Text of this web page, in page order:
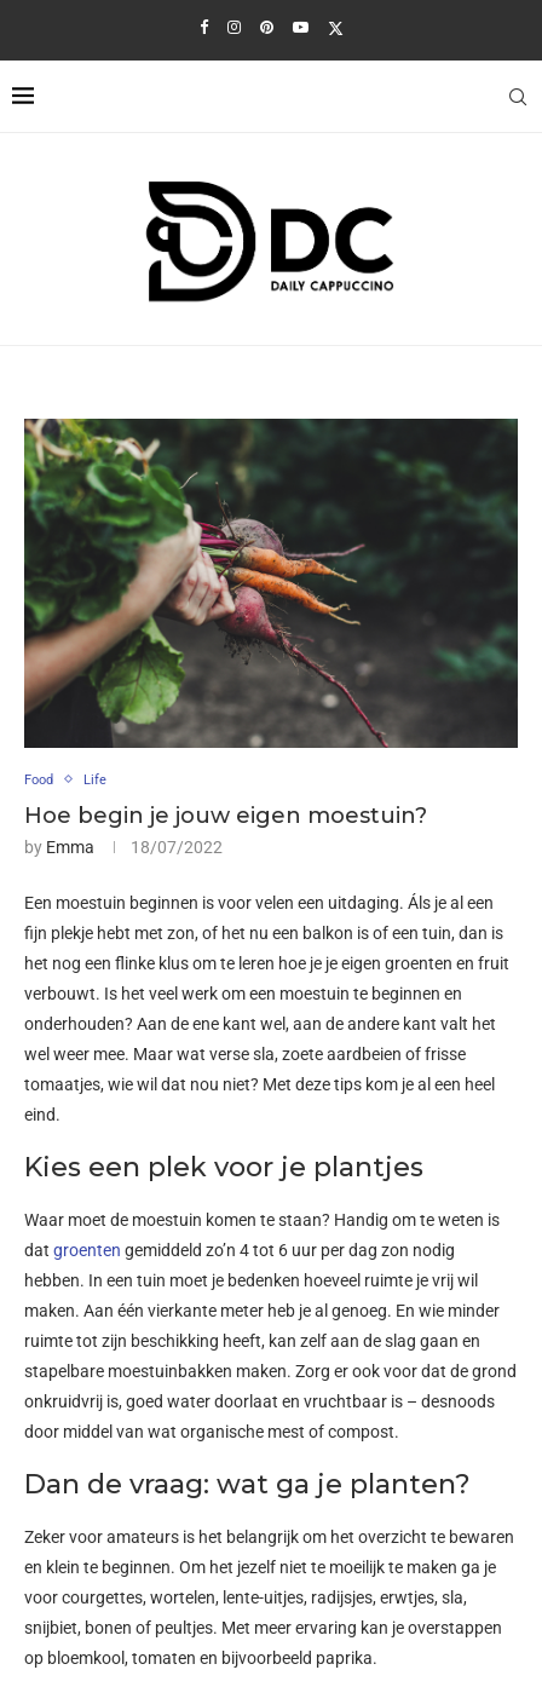
Food Life
Hoe begin je jouw eigen moestuin?
by Emma 18/07/2022
Een moestuin beginnen is voor velen een uitdaging. Áls je al een
fijn plekje hebt met zon, of het nu een balkon is of een tuin, dan is
het nog een flinke klus om te leren hoe je je eigen groenten en fruit
verbouwt. Is het veel werk om een moestuin te beginnen en
onderhouden? Aan de ene kant wel, aan de andere kant valt het
wel weer mee. Maar wat verse sla, zoete aardbeien of frisse
tomaatjes, wie wil dat nou niet? Met deze tips kom je al een heel
eind.
Kies een plek voor je plantjes
Waar moet de moestuin komen te staan? Handig om te weten is
dat groenten gemiddeld zo’n 4 tot 6 uur per dag zon nodig
hebben. In een tuin moet je bedenken hoeveel ruimte je vrij wil
maken. Aan één vierkante meter heb je al genoeg. En wie minder
ruimte tot zijn beschikking heeft, kan zelf aan de slag gaan en
stapelbare moestuinbakken maken. Zorg er ook voor dat de grond
onkruidvrij is, goed water doorlaat en vruchtbaar is – desnoods
door middel van wat organische mest of compost.
Dan de vraag: wat ga je planten?
Zeker voor amateurs is het belangrijk om het overzicht te bewaren
en klein te beginnen. Om het jezelf niet te moeilijk te maken ga je
voor courgettes, wortelen, lente-uitjes, radijsjes, erwtjes, sla,
snijbiet, bonen of peultjes. Met meer ervaring kan je overstappen
op bloemkool, tomaten en bijvoorbeeld paprika.